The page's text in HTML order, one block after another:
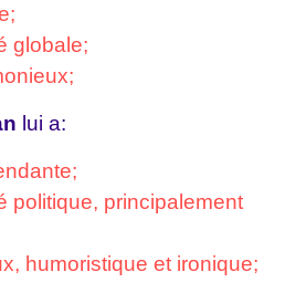
globale;
lui a:
politique, principalement
humoristique et ironique;